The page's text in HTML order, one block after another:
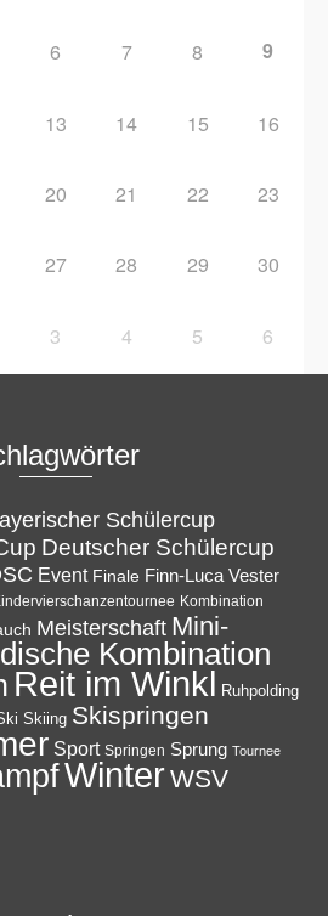
6 7 8 9
13 14 15 16
20 21 22 23
27 28 29 30
3 4 5 6
Schülercup
Deutscher Schülercup
Event Finale Finn-Luca Vester
Kombination
Meisterschaft Mini-
Kombination
Reit im Winkl Ruhpolding
Skiing Skispringen
Sport Springen Sprung Tournee
WinterWSV